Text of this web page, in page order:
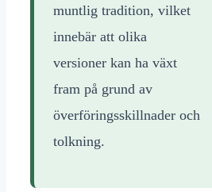
muntlig tradition, vilket
innebär att olika
versioner kan ha växt
fram på grund av
överföringsskillnader och
tolkning.